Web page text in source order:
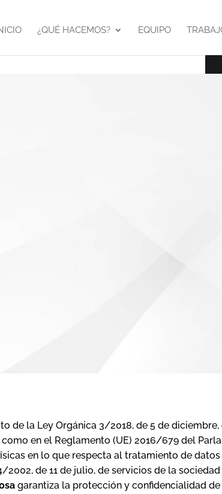
¿QUÉ HACEMOS? EQUIPO
de la Ley Orgánica 3/2018, de 5 de
en el Reglamento (UE) 2016/679 del
en lo que respecta al tratamiento de
de 11 de julio, de servicios de la
garantiza la protección y confidencialidad